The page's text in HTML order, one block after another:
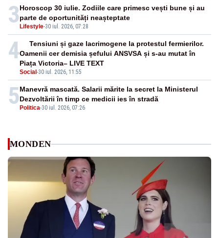
3 Lifestyle-30 iul. 2026, 07:28
Horoscop 30 iulie. Zodiile care primesc vești bune și au
parte de oportunități neașteptate
4
Social -30 iul. 2026, 11:55
Tensiuni și gaze lacrimogene la protestul fermierilor.
Oamenii cer demisia șefului ANSVSA și s-au mutat în
Piața Victoria– LIVE TEXT
5 Politica-30 iul. 2026, 07:26
Manevră mascată. Salarii mărite la secret la Ministerul
Dezvoltării în timp ce medicii ies în stradă
MONDEN